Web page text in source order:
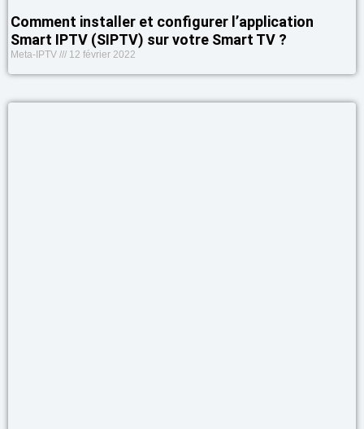
Comment installer et configurer l’application
Smart IPTV (SIPTV) sur votre Smart TV ?
Meta-IPTV 12 février 2022